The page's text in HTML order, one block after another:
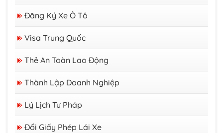
GP Liên Vận Việt - Lào
GP Liên Vận Việt - Campuchia
Đăng Ký Xe Ô Tô
Visa Trung Quốc
Thẻ An Toàn Lao Động
Thành Lập Doanh Nghiệp
Lý Lịch Tư Pháp
Đổi Giấy Phép Lái Xe